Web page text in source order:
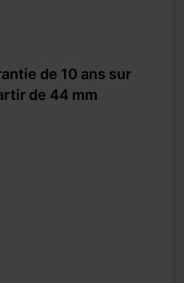
de 10 ans sur
de 44 mm